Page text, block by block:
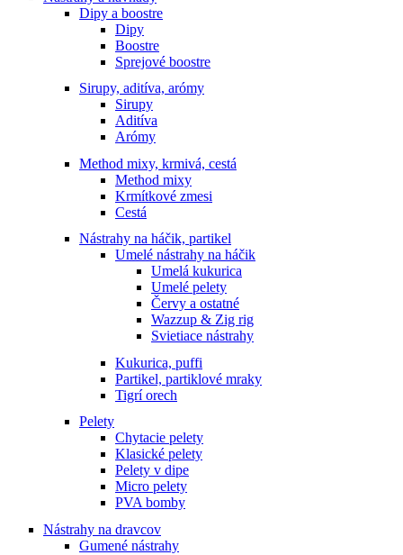
Dipy a boostre
Dipy
Boostre
Sprejové boostre
Sirupy, aditíva, arómy
Sirupy
Aditíva
Arómy
Method mixy, krmivá, cestá
Method mixy
Krmítkové zmesi
Cestá
Nástrahy na háčik, partikel
Umelé nástrahy na háčik
Umelá kukurica
Umelé pelety
Červy a ostatné
Wazzup & Zig rig
Svietiace nástrahy
Kukurica, puffi
Partikel, partiklové mraky
Tigrí orech
Pelety
Chytacie pelety
Klasické pelety
Pelety v dipe
Micro pelety
PVA bomby
Nástrahy na dravcov
Gumené nástrahy